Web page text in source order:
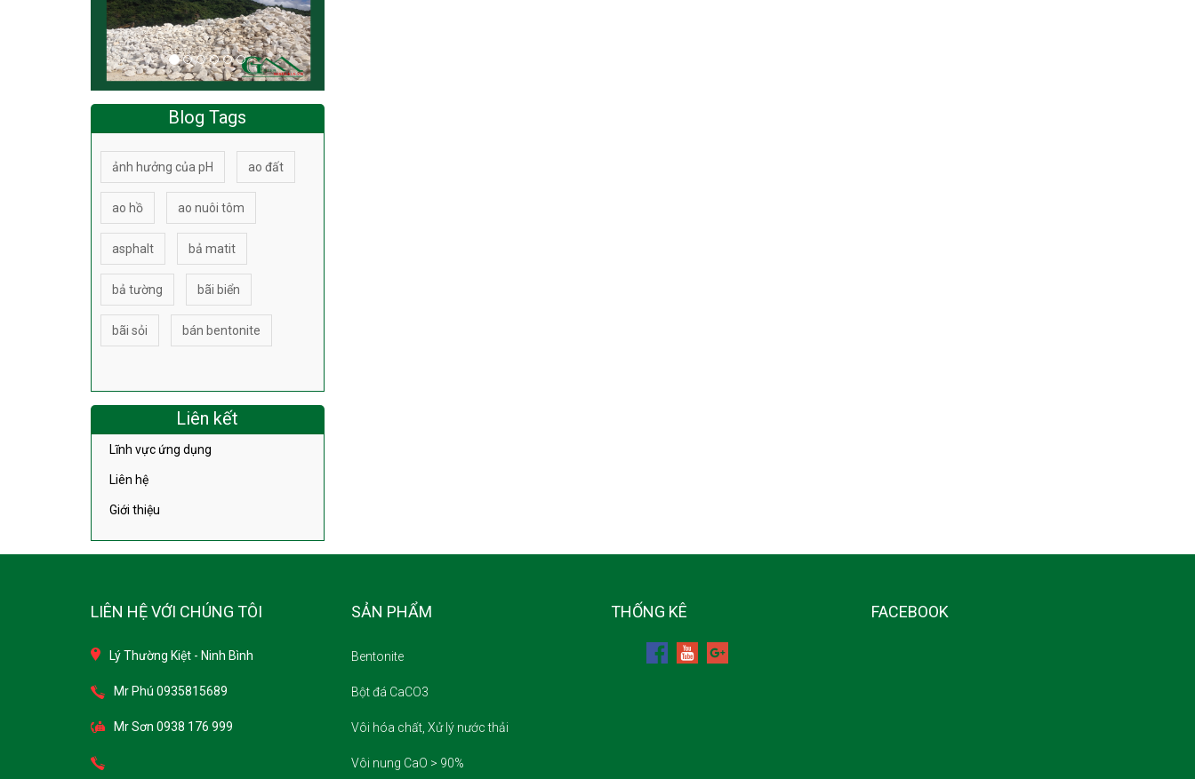
Blog Tags
ảnh hưởng của pH ao đất
ao hồ ao nuôi tôm
asphalt bả matit
bả tường bãi biển
bãi sỏi bán bentonite
Liên kết
Lĩnh vực ứng dụng
Liên hệ
Giới thiệu
LIÊN HỆ VỚI CHÚNG TÔI
Lý Thường Kiệt - Ninh Bình
Mr Phú 0935815689
Mr Sơn 0938 176 999
SẢN PHẨM
Bentonite
Bột đá CaCO3
Vôi hóa chất, Xử lý nước thải
Vôi nung CaO > 90%
THỐNG KÊ FACEBOOK